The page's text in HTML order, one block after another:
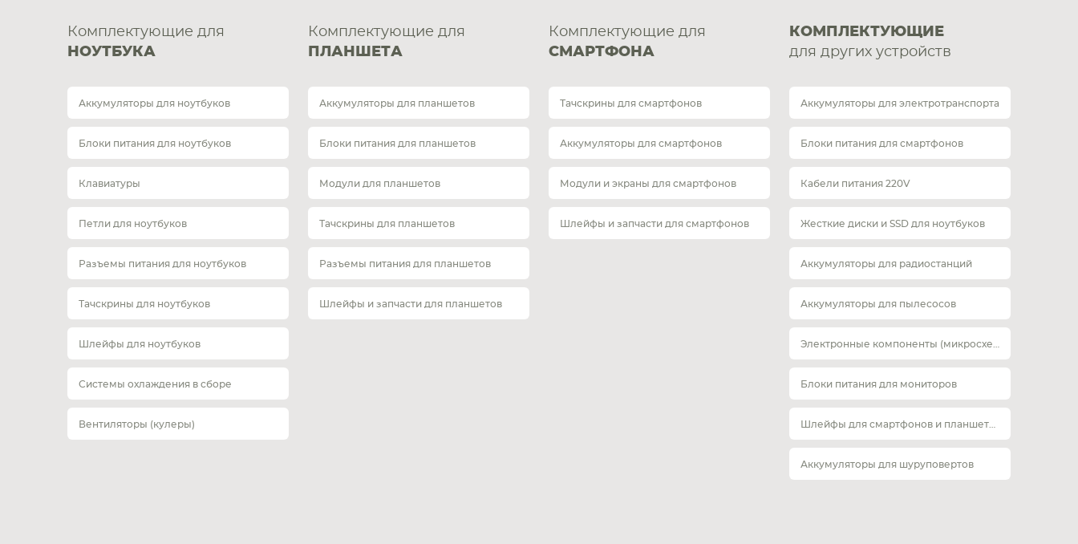
Комплектующие для
НОУТБУКА
Аккумуляторы для ноутбуков
Блоки питания для ноутбуков
Клавиатуры
Петли для ноутбуков
Разъемы питания для ноутбуков
Тачскрины для ноутбуков
Шлейфы для ноутбуков
Системы охлаждения в сборе
Вентиляторы (кулеры)
Комплектующие для
ПЛАНШЕТА
Аккумуляторы для планшетов
Блоки питания для планшетов
Модули для планшетов
Тачскрины для планшетов
Разъемы питания для планшетов
Шлейфы и запчасти для планшетов
Комплектующие для
СМАРТФОНА
Тачскрины для смартфонов
Аккумуляторы для смартфонов
Модули и экраны для смартфонов
Шлейфы и запчасти для смартфонов
КОМПЛЕКТУЮЩИЕ
для других устройств
Аккумуляторы для электротранспорта
Блоки питания для смартфонов
Кабели питания 220V
Жесткие диски и SSD для ноутбуков
Аккумуляторы для радиостанций
Аккумуляторы для пылесосов
Блоки питания для мониторов
Аккумуляторы для шуруповертов